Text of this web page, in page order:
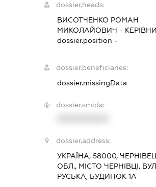
dossier.heads:
ВИСОТЧЕНКО РОМАН
МИКОЛАЙОВИЧ -
dossier.position -
dossier.beneficiaries:
dossier.missingData
dossier.smida:
dossier.address:
УКРАЇНА, 58000,
ОБЛ., МІСТО ЧЕРНІВЦІ,
РУСЬКА, БУДИНОК 1А